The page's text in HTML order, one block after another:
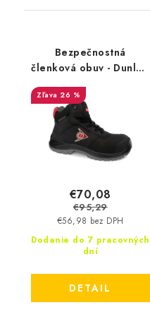
Bezpečnostná
členková obuv - Dunlop
FIRST ONE ADV EVO
S3 - čierna DL0202007
26 %
Dodanie do 7 pracovných
dní
€56,98 bez DPH
€70,08
€95,29
DETAIL